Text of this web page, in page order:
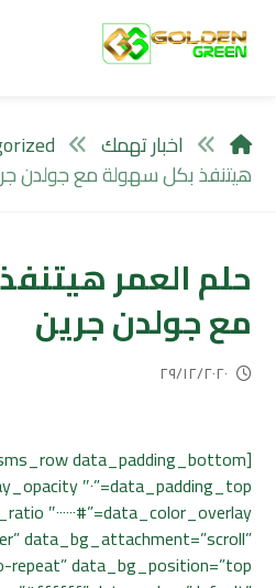
اخبار تهمك
هيتنفذ بكل سهولة مع جولدن
حلم العمر
مع جولدن جرين
٢٩/١٢/٢٠٢٠
data_bg_attachment=”scroll”
repeat” data_bg_position=”top